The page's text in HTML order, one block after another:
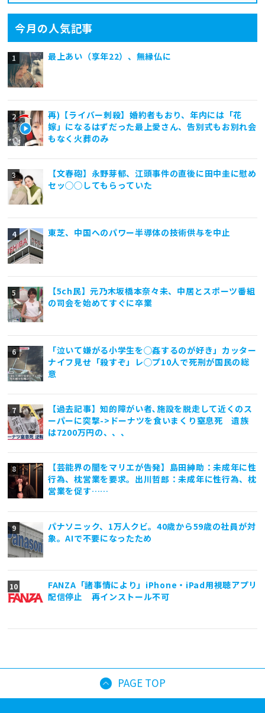
今月の人気記事
最上あい（享年22）、無縁仏に
再)【ライバー刺殺】婚約者もおり、年内には「花
嫁」になるはずだった最上愛さん、告別式もお別れ会
もなく火葬のみ
【文春砲】永野芽郁、江頭事件の直後に田中圭に慰め
セッ◯◯してもらっていた
東芝、中国へのパワー半導体の技術供与を中止
【5ch民】元乃木坂橋本奈々未、中居とスポーツ番組
の司会を始めてすぐに卒業
「泣いて嫌がる小学生を◯姦するのが好き」カッター
ナイフ見せ「殺すぞ」レ◯プ10人で死刑が国民の総
意
【過去記事】知的障がい者､施設を脱走して近くのス
ーパーに突撃->ドーナツを食いまくり窒息死 遺族
は7200万円の、、、
【芸能界の闇をマリエが告発】島田紳助：未成年に性
行為、枕営業を要求。出川哲郎：未成年に性行為、枕
営業を促す……
パナソニック、1万人クビ。40歳から59歳の社員が対
象。AIで不要になったため
FANZA「諸事情により」iPhone・iPad用視聴アプリ
配信停止 再インストール不可
PAGE TOP